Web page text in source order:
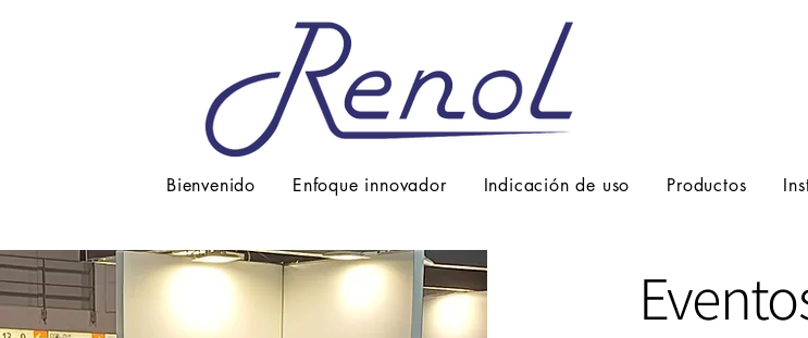
Bienvenido Enfoque innovador Indicación de uso Productos